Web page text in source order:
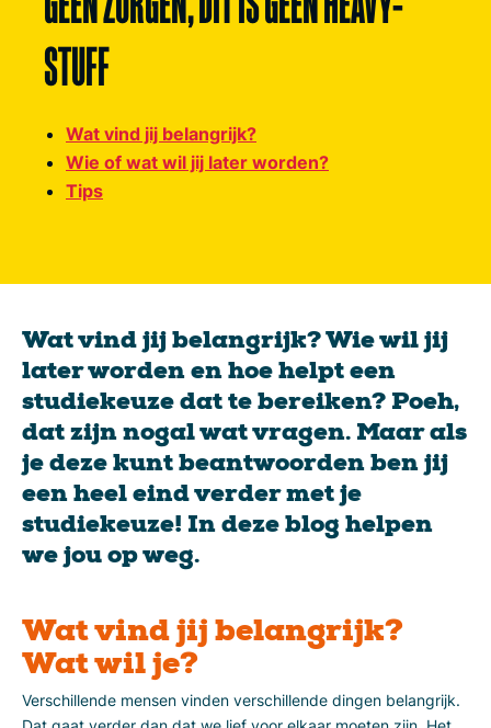
STUFF
Wat vind jij belangrijk?
Wie of wat wil jij later worden?
Tips
Wat vind jij belangrijk? Wie wil jij
later worden en hoe helpt een
studiekeuze dat te bereiken? Poeh,
dat zijn nogal wat vragen. Maar als
je deze kunt beantwoorden ben jij
een heel eind verder met je
studiekeuze! In deze blog helpen
we jou op weg.
Wat vind jij belangrijk?
Wat wil je?
Verschillende mensen vinden verschillende dingen belangrijk.